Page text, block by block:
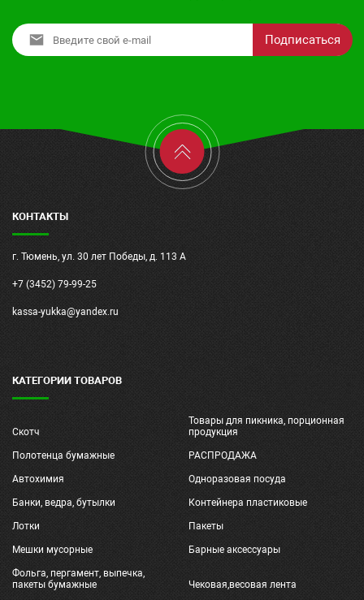
Подписаться
КОНТАКТЫ
г. Тюмень, ул. 30 лет Победы, д. 113 А
+7 (3452) 79-99-25
kassa-yukka@yandex.ru
КАТЕГОРИИ ТОВАРОВ
Скотч
Товары для пикника, порционная
продукция
Полотенца бумажные РАСПРОДАЖА
Автохимия Одноразовая посуда
Банки, ведра, бутылки Контейнера пластиковые
Лотки Пакеты
Мешки мусорные Барные аксессуары
Фольга, пергамент, выпечка,
пакеты бумажные
Чековая,весовая лента